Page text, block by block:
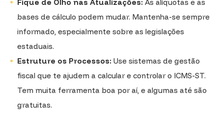
Fique de Olho nas Atualizações: As alíquotas e as
bases de cálculo podem mudar. Mantenha-se sempre
informado, especialmente sobre as legislações
estaduais.
Estruture os Processos: Use sistemas de gestão
fiscal que te ajudem a calcular e controlar o ICMS-ST.
Tem muita ferramenta boa por aí, e algumas até são
gratuitas.